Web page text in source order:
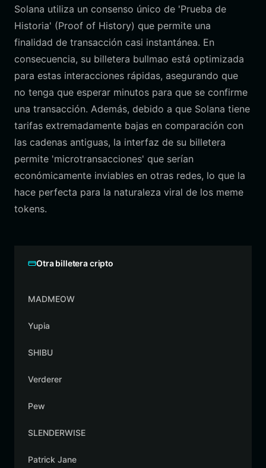
Solana utiliza un consenso único de 'Prueba de
Historia' (Proof of History) que permite una
finalidad de transacción casi instantánea. En
consecuencia, su billetera bullmao está optimizada
para estas interacciones rápidas, asegurando que
no tenga que esperar minutos para que se confirme
una transacción. Además, debido a que Solana tiene
tarifas extremadamente bajas en comparación con
las cadenas antiguas, la interfaz de su billetera
permite 'microtransacciones' que serían
económicamente inviables en otras redes, lo que la
hace perfecta para la naturaleza viral de los meme
tokens.
Otra billetera cripto
MADMEOW
Yupia
SHIBU
Verderer
Pew
SLENDERWISE
Patrick Jane